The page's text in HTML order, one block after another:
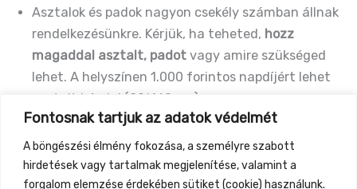
Fontosnak tartjuk az adatok védelmét
A böngészési élmény fokozása, a személyre szabott
hirdetések vagy tartalmak megjelenítése, valamint a
forgalom elemzése érdekében sütiket (cookie) használunk.
Asztalok és padok nagyon csekély számban állnak
rendelkezésünkre. Kérjük, ha teheted, hozz
magaddal asztalt, padot vagy amire szükséged
lehet. A helyszínen 1.000 forintos napdíjért lehet
asztalt bérelni (80*160 cm).
Helypénz nincs, de a szervezési költségekhez
kérjük, hogy járulj hozzá bevételed 10%-val a
becsületkasszába.
A kiválasztás soránelőnyben részesítjük a